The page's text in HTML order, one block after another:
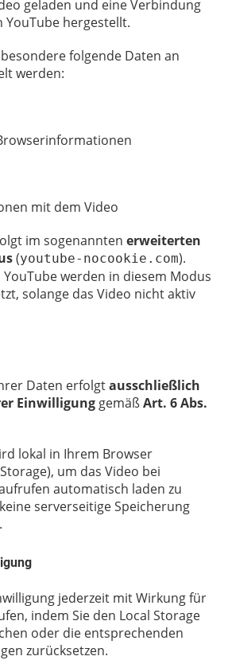
geladen und eine Verbindung
YouTube hergestellt.
folgende Daten an
werden:
mit dem Video
im sogenannten erweiterten
(youtube-nocookie.com).
werden in diesem Modus
solange das Video nicht aktiv
Daten erfolgtausschließlich
Einwilligung gemäßArt. 6 Abs.
lokal in Ihrem Browser
um das Video bei
automatisch laden zu
serverseitige Speicherung
jederzeit mit Wirkung für
indem Sie den Local Storage
oder die entsprechenden
zurücksetzen.